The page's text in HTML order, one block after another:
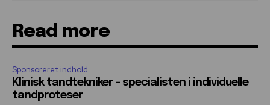
Read more
Sponsoreret indhold
Klinisk tandtekniker – specialisten i individuelle
tandproteser